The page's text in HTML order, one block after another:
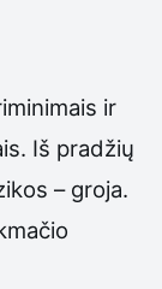
ir
Iš pradžių
– groja.